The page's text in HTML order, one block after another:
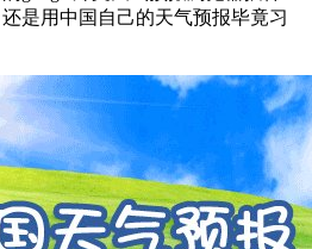
是用中国自己的天气预报毕竟习